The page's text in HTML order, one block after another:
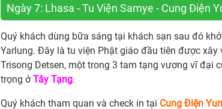
Ngày 7: Lhasa - Tu Viện Samye - Cung Điện
Quý khách dùng bữa sáng tại khách sạn sau đó
Yarlung. Đây là tu viện Phật giáo đầu tiên được
Trisong Detsen, một trong 3 tam tạng vương vĩ đại
trọng ởTây Tạng.
Quý khách tham quan và check in tại Cung Điện